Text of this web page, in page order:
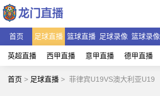
首页 足球直播 篮球直播 足球录像 篮球录像
英超直播 西甲直播 意甲直播 德甲直播
首页 > 足球直播 > 菲律宾U19VS澳大利亚U19